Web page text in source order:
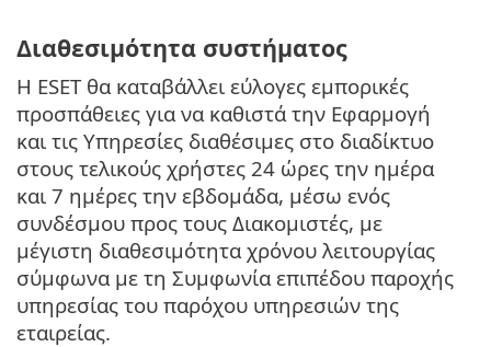
Διαθεσιμότητα συστήματος
Η ESET θα καταβάλλει εύλογες εμπορικές
προσπάθειες για να καθιστά την Εφαρμογή
και τις Υπηρεσίες διαθέσιμες στο διαδίκτυο
στους τελικούς χρήστες 24 ώρες την ημέρα
και 7 ημέρες την εβδομάδα, μέσω ενός
συνδέσμου προς τους Διακομιστές, με
μέγιστη διαθεσιμότητα χρόνου λειτουργίας
σύμφωνα με τη Συμφωνία επιπέδου παροχής
υπηρεσίας του παρόχου υπηρεσιών της
εταιρείας.